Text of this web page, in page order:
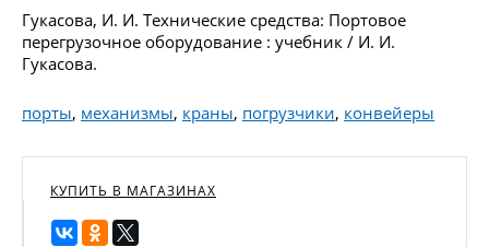
Гукасова, И. И. Технические средства: Портовое
перегрузочное оборудование : учебник / И. И.
Гукасова.
порты, механизмы, краны, погрузчики, конвейеры
КУПИТЬ В МАГАЗИНАХ